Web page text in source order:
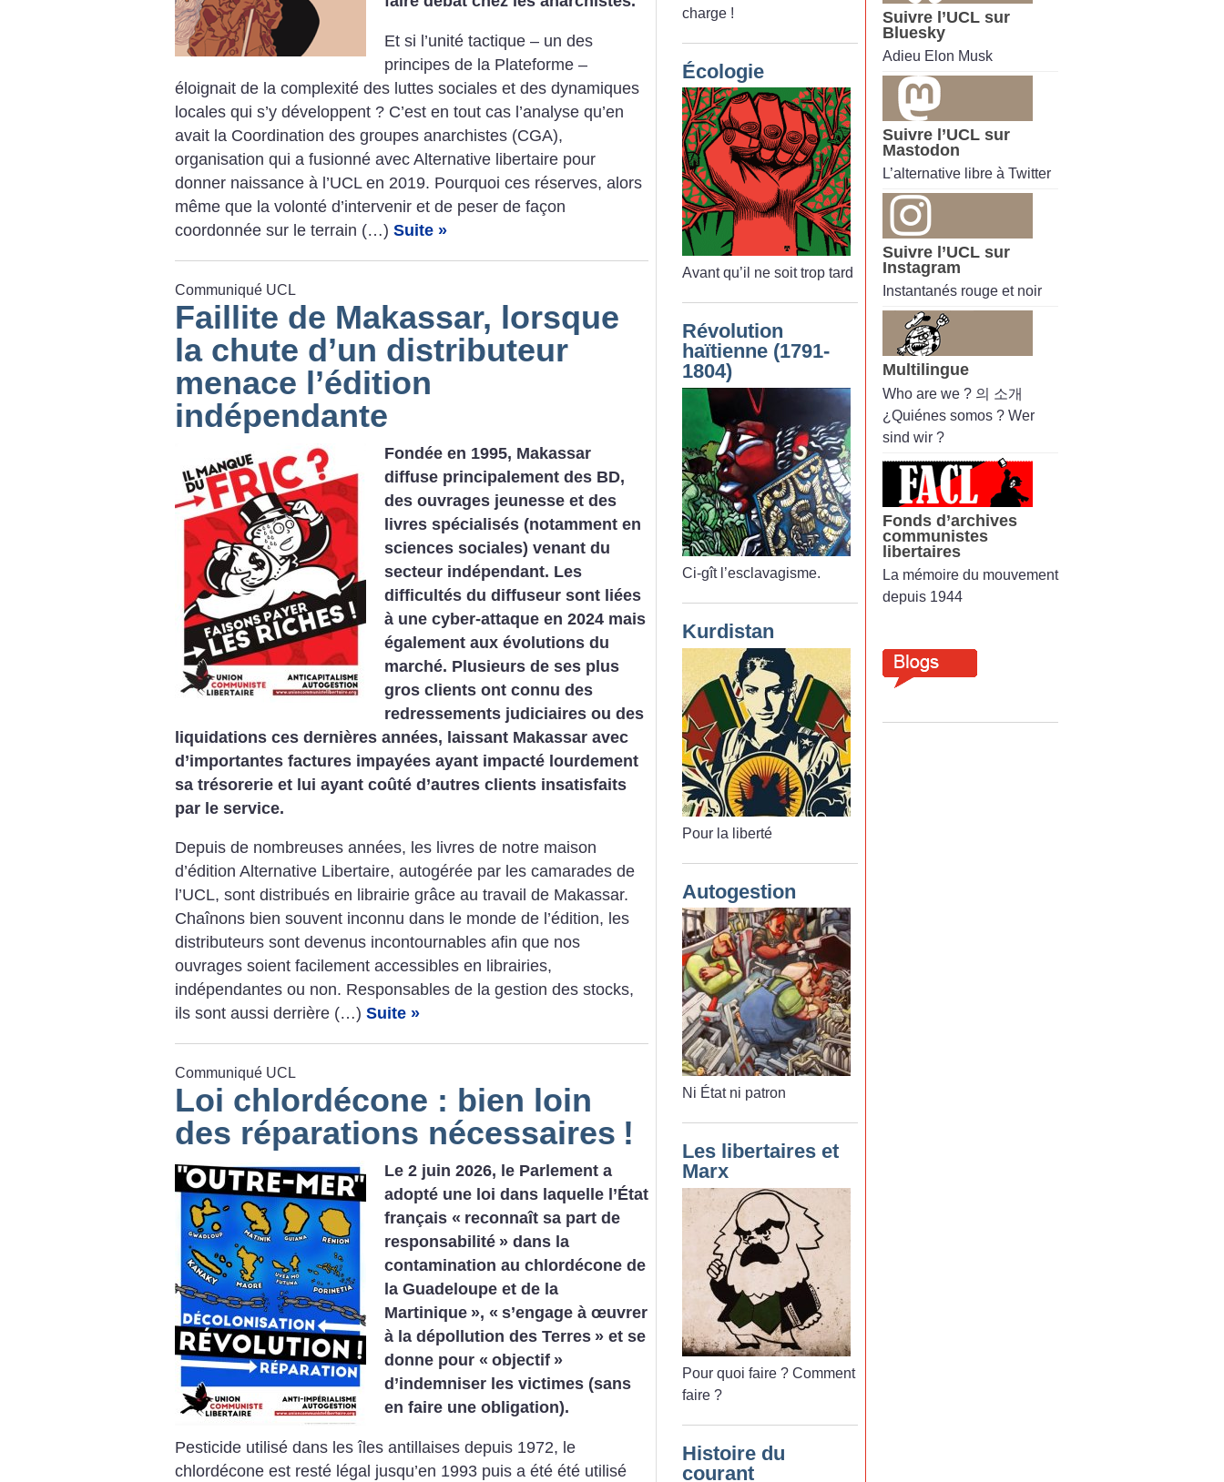
Et si l’unité tactique – un des
principes de la Plateforme –
éloignait de la complexité des luttes sociales et des dynamiques
locales qui s’y développent ? C’est en tout cas l’analyse qu’en
avait la Coordination des groupes anarchistes (CGA),
organisation qui a fusionné avec Alternative libertaire pour
donner naissance à l’UCL en 2019. Pourquoi ces réserves, alors
même que la volonté d’intervenir et de peser de façon
coordonnée sur le terrain (…) Suite »
Communiqué UCL
Faillite de Makassar, lorsque
la chute d’un distributeur
menace l’édition
indépendante
Fondée en 1995, Makassar
diffuse principalement des BD,
des ouvrages jeunesse et des
livres spécialisés (notamment en
sciences sociales) venant du
secteur indépendant. Les
difficultés du diffuseur sont liées
à une cyber-attaque en 2024 mais
également aux évolutions du
marché. Plusieurs de ses plus
gros clients ont connu des
redressements judiciaires ou des
liquidations ces dernières années, laissant Makassar avec
d’importantes factures impayées ayant impacté lourdement
sa trésorerie et lui ayant coûté d’autres clients insatisfaits
par le service.
Depuis de nombreuses années, les livres de notre maison
d’édition Alternative Libertaire, autogérée par les camarades de
l’UCL, sont distribués en librairie grâce au travail de Makassar.
Chaînons bien souvent inconnu dans le monde de l’édition, les
distributeurs sont devenus incontournables afin que nos
ouvrages soient facilement accessibles en librairies,
indépendantes ou non. Responsables de la gestion des stocks,
ils sont aussi derrière (…) Suite »
Communiqué UCL
Loi chlordécone : bien loin
des réparations nécessaires !
Le 2 juin 2026, le Parlement a
adopté une loi dans laquelle l’État
français « reconnaît sa part de
responsabilité » dans la
contamination au chlordécone de
la Guadeloupe et de la
Martinique », « s’engage à œuvrer
à la dépollution des Terres » et se
donne pour « objectif »
d’indemniser les victimes (sans
en faire une obligation).
Pesticide utilisé dans les îles antillaises depuis 1972, le
chlordécone est resté légal jusqu’en 1993 puis a été été utilisé
charge !
Écologie
Avant qu’il ne soit trop tard
Révolution
haïtienne (1791-
1804)
Ci-gît l’esclavagisme.
Kurdistan
Pour la liberté
Autogestion
Ni État ni patron
Les libertaires et
Marx
Pour quoi faire ? Comment
faire ?
Histoire du
courant
Suivre l’UCL sur
Bluesky
Adieu Elon Musk
Suivre l’UCL sur
Mastodon
L’alternative libre à Twitter
Suivre l’UCL sur
Instagram
Instantanés rouge et noir
Multilingue
Who are we ? 의 소개
¿Quiénes somos ? Wer
sind wir ?
Fonds d’archives
communistes
libertaires
La mémoire du mouvement
depuis 1944